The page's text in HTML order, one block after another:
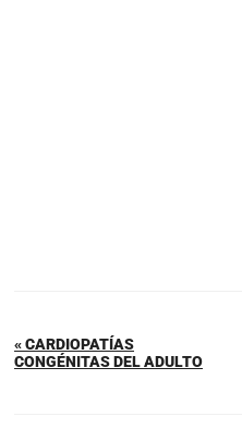
« CARDIOPATÍAS
CONGÉNITAS DEL ADULTO